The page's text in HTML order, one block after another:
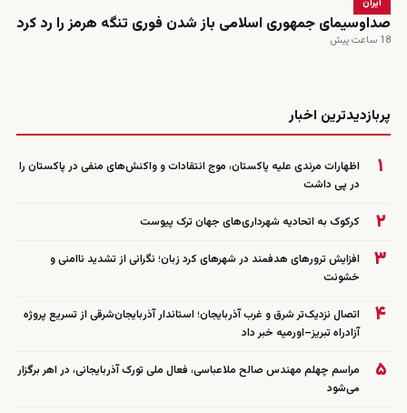
ایران
صداوسیمای جمهوری اسلامی باز شدن فوری تنگه هرمز را رد کرد
18 ساعت پیش
پربازدیدترین اخبار
۱
اظهارات مرندی علیه پاکستان، موج انتقادات و واکنش‌های منفی در پاکستان را
در پی داشت
۲ کرکوک به اتحادیه شهرداری‌های جهان ترک پیوست
۳
افزایش ترورهای هدفمند در شهرهای کرد زبان؛ نگرانی از تشدید ناامنی و
خشونت
۴
اتصال نزدیک‌تر شرق و غرب آذربایجان؛ استاندار آذربایجان‌شرقی از تسریع پروژه
آزادراه تبریز–اورمیه خبر داد
۵
مراسم چهلم مهندس صالح ملاعباسی، فعال ملی تورک آذربایجانی، در اهر برگزار
می‌شود